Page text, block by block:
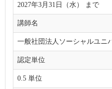
2027年3月31日（水） まで
講師名
一般社団法人ソーシャルユ
認定単位
0.5 単位